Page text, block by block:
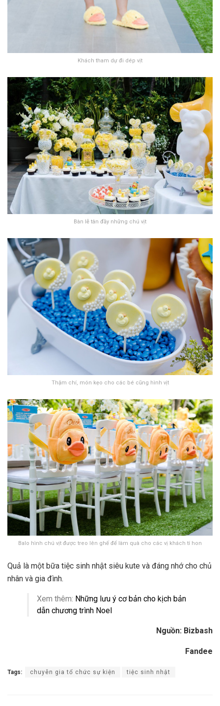
Khách tham dự đi dép vịt
Bàn lễ tân đầy những chú vịt
Thậm chí, món kẹo cho các bé cũng hình vịt
Balo hình chú vịt được treo lên ghế để làm quà cho các vị khách tí hon
Quả là một bữa tiệc sinh nhật siêu kute và đáng nhớ cho chủ
nhân và gia đình.
Xem thêm: Những lưu ý cơ bản cho kịch bản
dẫn chương trình Noel
Nguồn: Bizbash
Fandee
Tags: chuyên gia tổ chức sự kiện tiệc sinh nhật